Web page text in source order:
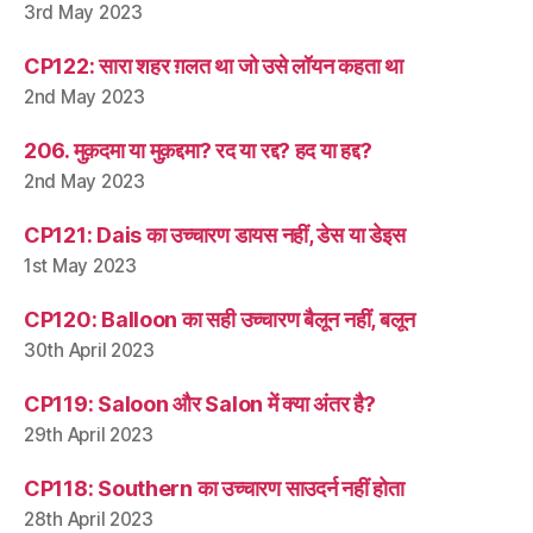
3rd May 2023
CP122: सारा शहर ग़लत था जो उसे लॉयन कहता था
2nd May 2023
206. मुक़दमा या मुक़द्दमा? रद या रद्द? हद या हद्द?
2nd May 2023
CP121: Dais का उच्चारण डायस नहीं, डेस या डेइस
1st May 2023
CP120: Balloon का सही उच्चारण बैलून नहीं, बलून
30th April 2023
CP119: Saloon और Salon में क्या अंतर है?
29th April 2023
CP118: Southern का उच्चारण साउदर्न नहीं होता
28th April 2023